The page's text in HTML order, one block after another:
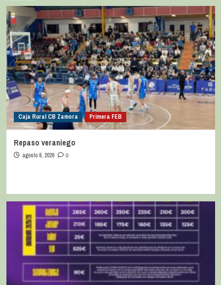
Caja Rural CB Zamora Primera FEB
Repaso veraniego
agosto 8, 2026 0